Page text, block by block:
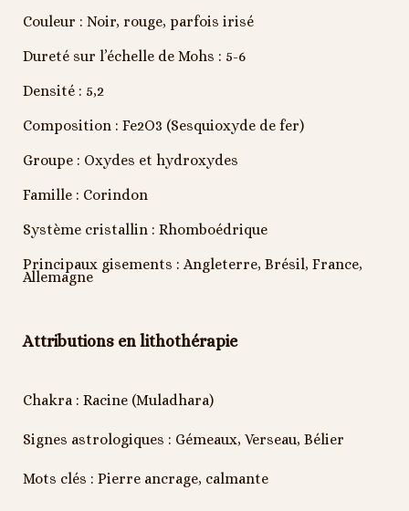
Couleur : Noir, rouge, parfois irisé
Dureté sur l’échelle de Mohs : 5-6
Densité : 5,2
Composition : Fe2O3 (Sesquioxyde de fer)
Groupe : Oxydes et hydroxydes
Famille : Corindon
Système cristallin : Rhomboédrique
Principaux gisements : Angleterre, Brésil, France,
Allemagne
Attributions en lithothérapie
Chakra : Racine (Muladhara)
Signes astrologiques : Gémeaux, Verseau, Bélier
Mots clés : Pierre ancrage, calmante